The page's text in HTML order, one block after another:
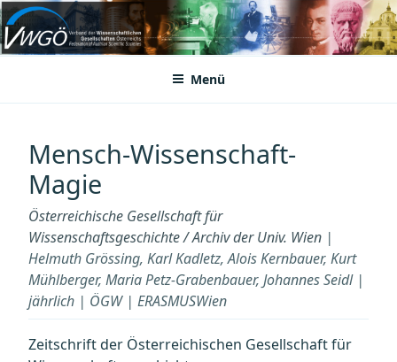
Zum
Inhalt
springenVWGÖ
Federation of Austrian Scientific Societies
Menü
Mensch-Wissenschaft-
Magie
Österreichische Gesellschaft für
Wissenschaftsgeschichte / Archiv der Univ. Wien |
Helmuth Grössing, Karl Kadletz, Alois Kernbauer, Kurt
Mühlberger, Maria Petz-Grabenbauer, Johannes Seidl |
jährlich | ÖGW | ERASMUSWien
Zeitschrift der Österreichischen Gesellschaft für